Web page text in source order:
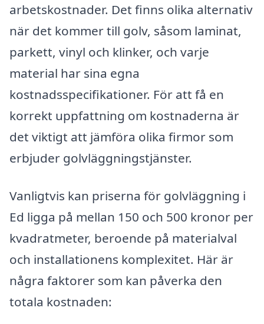
arbetskostnader. Det finns olika alternativ
när det kommer till golv, såsom laminat,
parkett, vinyl och klinker, och varje
material har sina egna
kostnadsspecifikationer. För att få en
korrekt uppfattning om kostnaderna är
det viktigt att jämföra olika firmor som
erbjuder golvläggningstjänster.
Vanligtvis kan priserna för golvläggning i
Ed ligga på mellan 150 och 500 kronor per
kvadratmeter, beroende på materialval
och installationens komplexitet. Här är
några faktorer som kan påverka den
totala kostnaden: